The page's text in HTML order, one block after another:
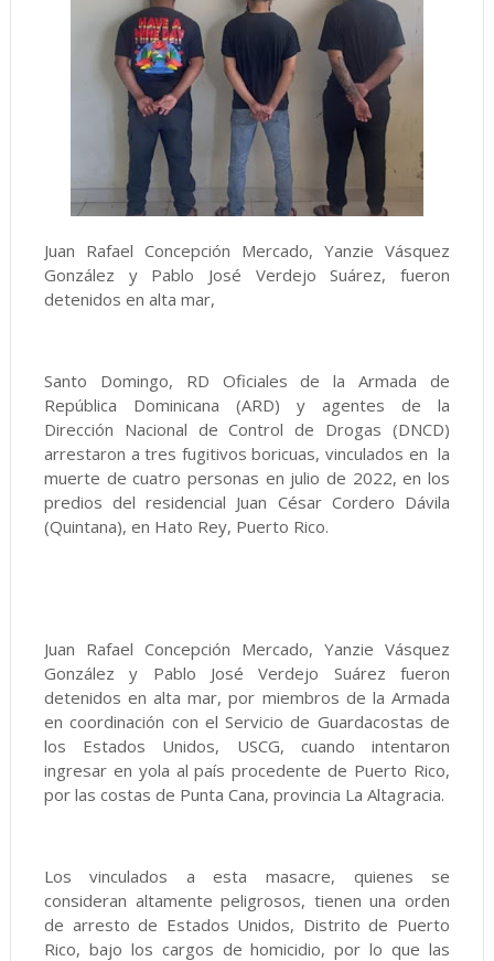
Juan Rafael Concepción Mercado, Yanzie Vásquez
González y Pablo José Verdejo Suárez, fueron
detenidos en alta mar,
Santo Domingo, RD Oficiales de la Armada de
República Dominicana (ARD) y agentes de la
Dirección Nacional de Control de Drogas (DNCD)
arrestaron a tres fugitivos boricuas, vinculados en la
muerte de cuatro personas en julio de 2022, en los
predios del residencial Juan César Cordero Dávila
(Quintana), en Hato Rey, Puerto Rico.
Juan Rafael Concepción Mercado, Yanzie Vásquez
González y Pablo José Verdejo Suárez fueron
detenidos en alta mar, por miembros de la Armada
en coordinación con el Servicio de Guardacostas de
los Estados Unidos, USCG, cuando intentaron
ingresar en yola al país procedente de Puerto Rico,
por las costas de Punta Cana, provincia La Altagracia.
Los vinculados a esta masacre, quienes se
consideran altamente peligrosos, tienen una orden
de arresto de Estados Unidos, Distrito de Puerto
Rico, bajo los cargos de homicidio, por lo que las